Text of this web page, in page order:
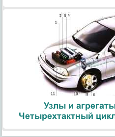
Узлы и
Четырехтактный